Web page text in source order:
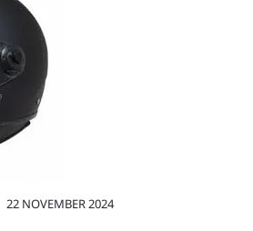
22 NOVEMBER 2024